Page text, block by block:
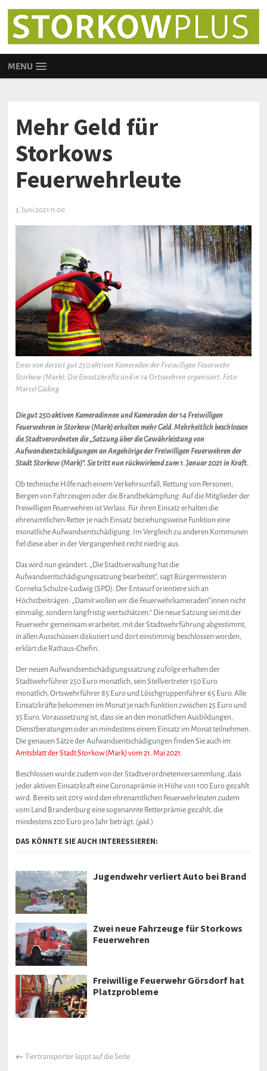
MENU
Mehr Geld für
Storkows
Feuerwehrleute
3. Juni 2021 11:00
Einer von derzeit gut 250 aktiven Kameraden der Freiwilligen Feuerwehr
Storkow (Mark): Die Einsatzkräfte sind in 14 Ortswehren organisiert. Foto:
Marcel Gäding
Die gut 250 aktiven Kameradinnen und Kameraden der 14 Freiwilligen
Feuerwehren in Storkow (Mark) erhalten mehr Geld. Mehrheitlich beschlossen
die Stadtverordneten die „Satzung über die Gewährleistung von
Aufwandsentschädigungen an Angehörige der Freiwilligen Feuerwehren der
Stadt Storkow (Mark)“. Sie tritt nun rückwirkend zum 1. Januar 2021 in Kraft.
Ob technische Hilfe nach einem Verkehrsunfall, Rettung von Personen,
Bergen von Fahrzeugen oder die Brandbekämpfung: Auf die Mitglieder der
Freiwilligen Feuerwehren ist Verlass. Für ihren Einsatz erhalten die
ehrenamtlichen Retter je nach Einsatz beziehungsweise Funktion eine
monatliche Aufwandsentschädigung. Im Vergleich zu anderen Kommunen
fiel diese aber in der Vergangenheit recht niedrig aus.
Das wird nun geändert. „Die Stadtverwaltung hat die
Aufwandsentschädigungssatzung bearbeitet“, sagt Bürgermeisterin
Cornelia Schulze-Ludwig (SPD). Der Entwurf orientiere sich an
Höchstbeiträgen. „Damit wollen wir die Feuerwehrkameraden*innen nicht
einmalig, sondern langfristig wertschätzen.“ Die neue Satzung sei mit der
Feuerwehr gemeinsam erarbeitet, mit der Stadtwehrführung abgestimmt,
in allen Ausschüssen diskutiert und dort einstimmig beschlossen worden,
erklärt die Rathaus-Chefin.
Der neuen Aufwandsentschädigungssatzung zufolge erhalten der
Stadtwehrführer 250 Euro monatlich, sein Stellvertreter 150 Euro
monatlich, Ortswehrführer 85 Euro und Löschgruppenführer 65 Euro. Alle
Einsatzkräfte bekommen im Monat je nach Funktion zwischen 25 Euro und
35 Euro. Voraussetzung ist, dass sie an den monatlichen Ausbildungen,
Dienstberatungen oder an mindestens einem Einsatz im Monat teilnehmen.
Die genauen Sätze der Aufwandsentschädigungen finden Sie auch im
Amtsblatt der Stadt Storkow (Mark) vom 21. Mai 2021.
Beschlossen wurde zudem von der Stadtverordnetenversammlung, dass
jeder aktiven Einsatzkraft eine Coronaprämie in Höhe von 100 Euro gezahlt
wird. Bereits seit 2019 wird den ehrenamtlichen Feuerwehrleuten zudem
vom Land Brandenburg eine sogenannte Retterprämie gezahlt, die
mindestens 200 Euro pro Jahr beträgt. (gäd.)
DAS KÖNNTE SIE AUCH INTERESSIEREN:
Jugendwehr verliert Auto bei Brand
Zwei neue Fahrzeuge für Storkows
Feuerwehren
Freiwillige Feuerwehr Görsdorf hat
Platzprobleme
←Tiertransporter kippt auf die Seite